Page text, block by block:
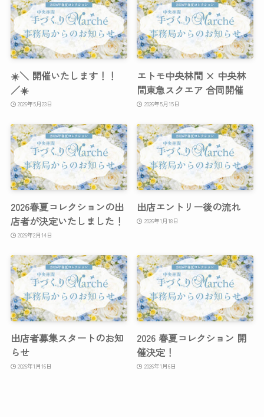
☀️＼ 開催いたします！！
／☀️
2026年5月23日
エトモ中央林間 × 中央林
間東急スクエア 合同開催
2026年5月15日
2026春夏コレクションの出
店者が決定いたしました！
2026年2月14日
出店エントリー後の流れ
2026年1月18日
出店者募集スタートのお知
らせ
2026年1月16日
2026 春夏コレクション 開
催決定！
2026年1月6日